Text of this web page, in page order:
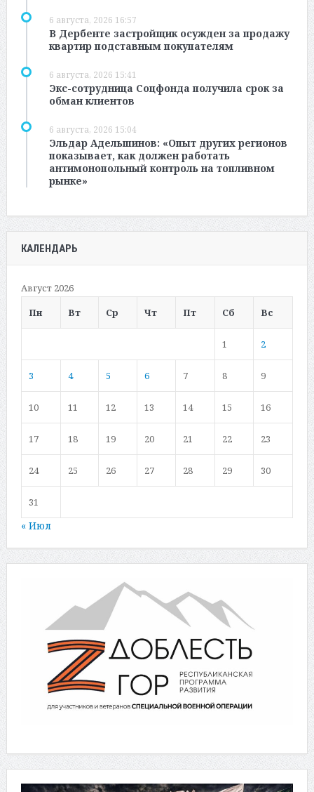
6 августа, 2026 16:57
В Дербенте застройщик осужден за продажу
квартир подставным покупателям
6 августа, 2026 15:41
Экс-сотрудница Соцфонда получила срок за
обман клиентов
6 августа, 2026 15:04
Эльдар Адельшинов: «Опыт других регионов
показывает, как должен работать
антимонопольный контроль на топливном
рынке»
КАЛЕНДАРЬ
Август 2026
Пн
Вт Ср Чт Пт Сб Вс
1 2
3 4 5 6 7 8 9
10 11 12 13 14 15 16
17 18 19 20 21 22 23
24 25 26 27 28 29 30
31
« Июл